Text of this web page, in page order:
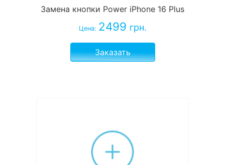
Замена кнопки Power iPhone 16 Plus
Цена: 2499 грн.
Заказать